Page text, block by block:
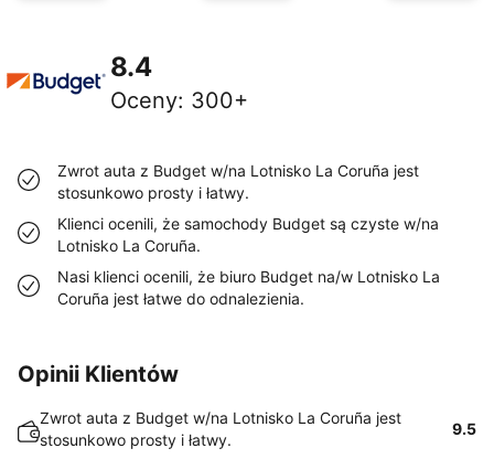
8.4
Oceny: 300+
Zwrot auta z Budget w/na Lotnisko La Coruña jest
stosunkowo prosty i łatwy.
Klienci ocenili, że samochody Budget są czyste w/na
Lotnisko La Coruña.
Nasi klienci ocenili, że biuro Budget na/w Lotnisko La
Coruña jest łatwe do odnalezienia.
Opinii Klientów
Zwrot auta z Budget w/na Lotnisko La Coruña jest
stosunkowo prosty i łatwy.
9.5